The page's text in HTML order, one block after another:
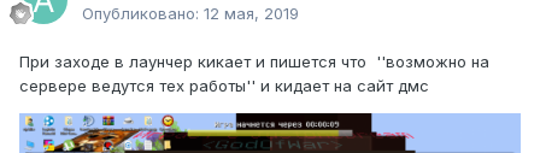
Опубликовано: 12 мая, 2019
При заходе в лаунчер кикает и пишется что ''возможно на
сервере ведутся тех работы'' и кидает на сайт дмс